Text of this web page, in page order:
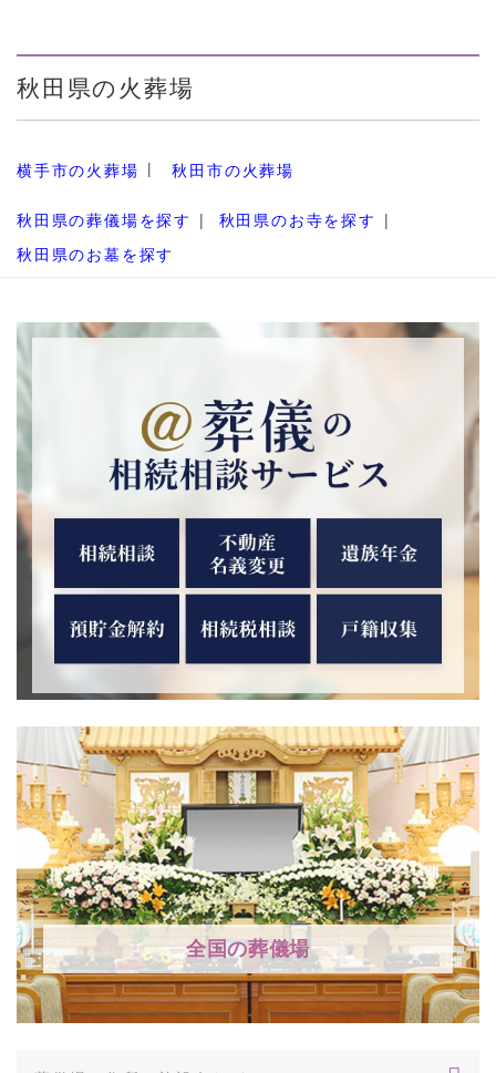
秋田県の火葬場
横手市の火葬場 秋田市の火葬場
秋田県の葬儀場を探す
秋田県のお寺を探す
秋田県のお墓を探す
全国の葬儀場